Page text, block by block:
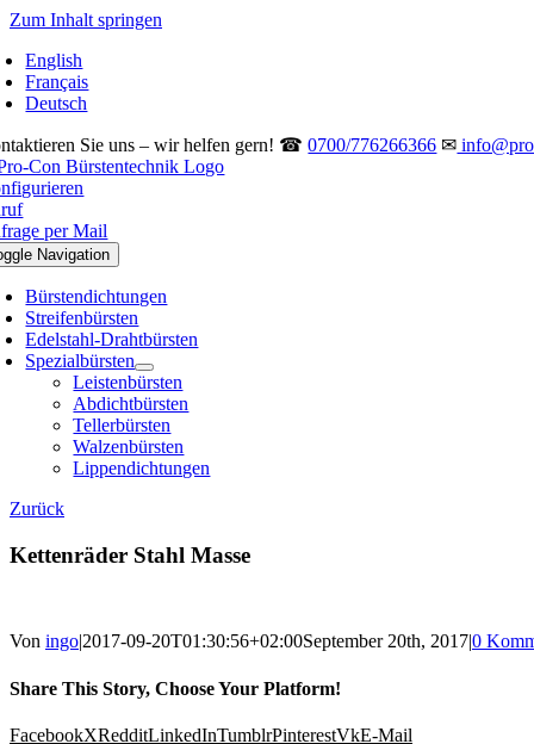
Zum Inhalt springen
English
Français
Deutsch
Sie uns – wir helfen gern! ☎0700/776266366 ✉
per Mail
Navigation
Bürstendichtungen
Streifenbürsten
Edelstahl-Drahtbürsten
Spezialbürsten
Leistenbürsten
Abdichtbürsten
Tellerbürsten
Walzenbürsten
Lippendichtungen
Zurück
Kettenräder Stahl Masse
Von ingo|2017-09-20T01:30:56+02:00September 20th, 2017|0
Share This Story, Choose Your Platform!
FacebookXRedditLinkedInTumblrPinterestVkE-Mail